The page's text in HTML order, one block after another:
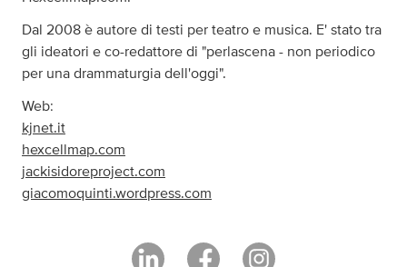
Dal 2008 è autore di testi per teatro e musica. E' stato tra
gli ideatori e co-redattore di "perlascena - non periodico
per una drammaturgia dell'oggi".
Web:
kjnet.it
hexcellmap.com
jackisidoreproject.com
giacomoquinti.wordpress.com